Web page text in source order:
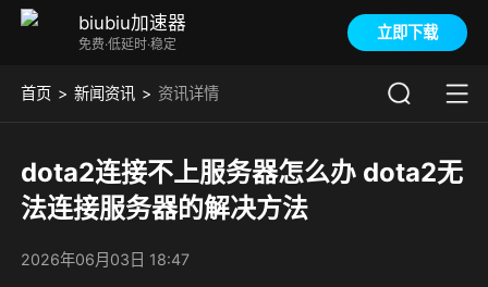
biubiu加速器
免费·低延时·稳定
立即下载
首页 新闻资讯 资讯详情
dota2连接不上服务器怎么办 dota2无
法连接服务器的解决方法
2026年06月03日 18:47